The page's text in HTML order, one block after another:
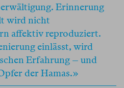
Erinnerung
wird nicht
affektiv reproduziert.
einlässt, wird
Erfahrung – und
der Hamas.»